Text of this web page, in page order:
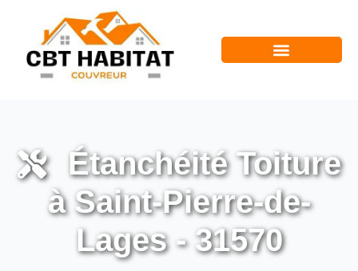
Étanchéité Toiture
à Saint-Pierre-de-
Lages - 31570